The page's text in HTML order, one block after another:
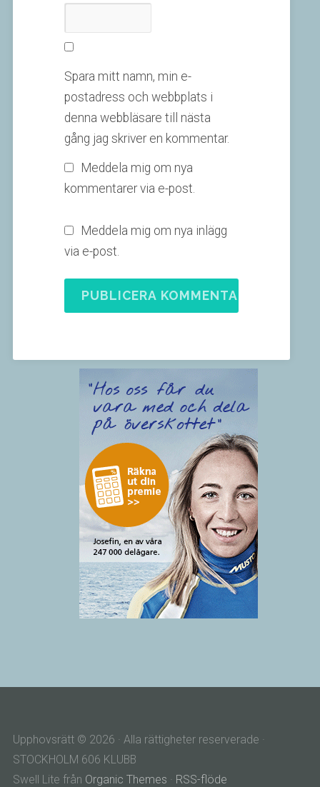
Spara mitt namn, min e-
postadress och webbplats i
denna webbläsare till nästa
gång jag skriver en kommentar.
Meddela mig om nya
kommentarer via e-post.
Meddela mig om nya inlägg
via e-post.
Upphovsrätt © 2026 · Alla rättigheter reserverade ·
STOCKHOLM 606 KLUBB
Swell Lite från Organic Themes · RSS-flöde